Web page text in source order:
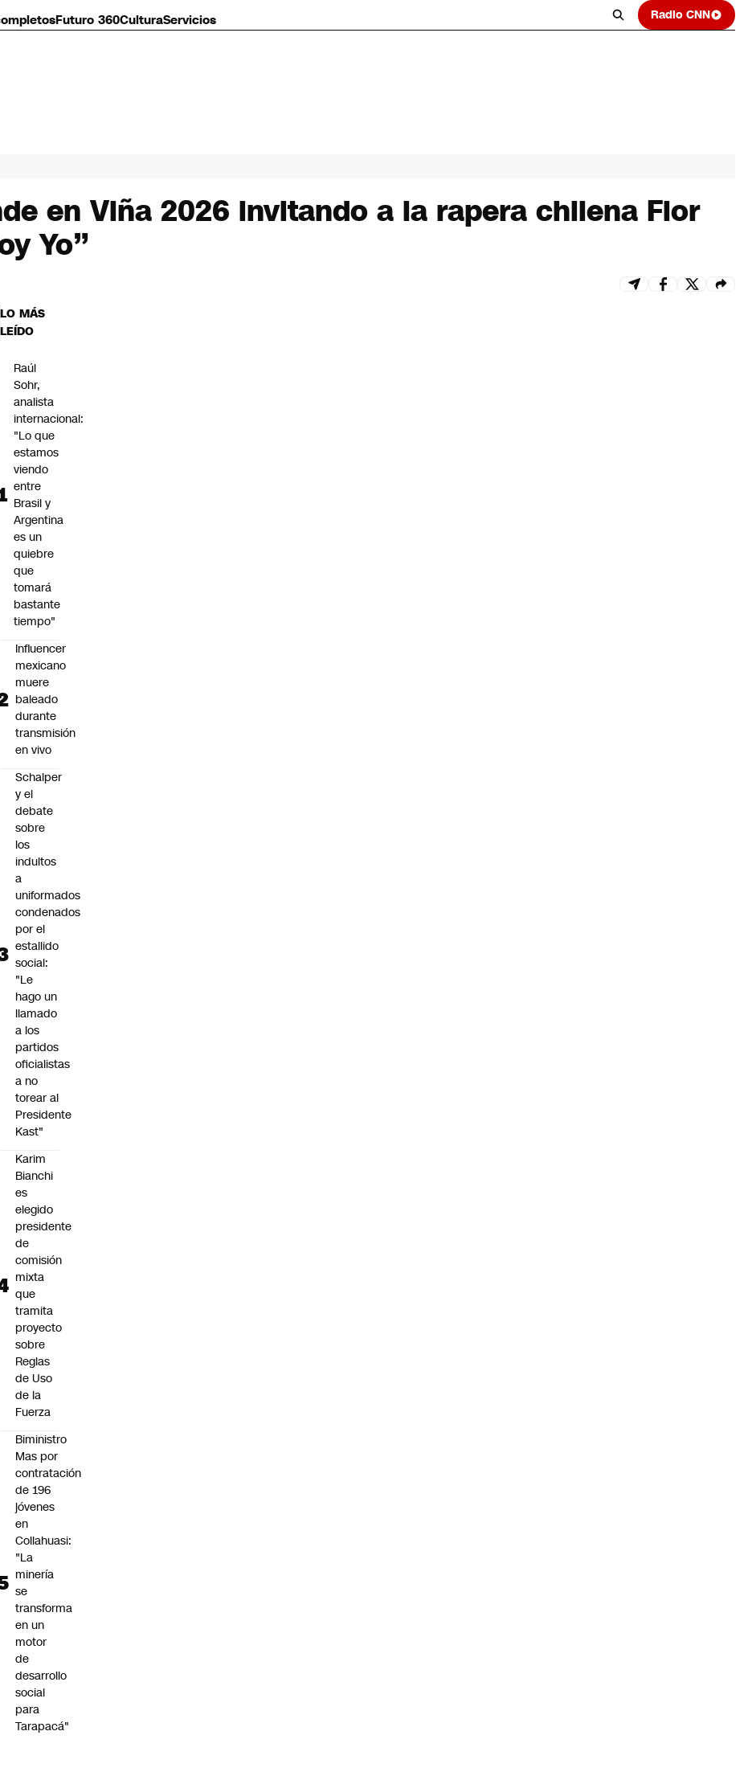
Futuro 360CulturaServicios Radio CNN
en Viña 2026 invitando a la rapera chilena Flor
Yo”
LO MÁS
LEÍDO
Raúl
Sohr,
analista
internacional:
"Lo que
estamos
viendo
entre
Brasil y
Argentina
es un
quiebre
que
tomará
bastante
tiempo"
Influencer
mexicano
muere
baleado
durante
transmisión
en vivo
Schalper
y el
debate
sobre
los
indultos
a
uniformados
condenados
por el
estallido
social:
"Le
hago un
llamado
a los
partidos
oficialistas
a no
torear al
Presidente
Kast"
Karim
Bianchi
es
elegido
presidente
de
comisión
mixta
que
tramita
proyecto
sobre
Reglas
de Uso
de la
Fuerza
Biministro
Mas por
contratación
de 196
jóvenes
en
Collahuasi:
"La
minería
se
transforma
en un
motor
de
desarrollo
social
para
Tarapacá"